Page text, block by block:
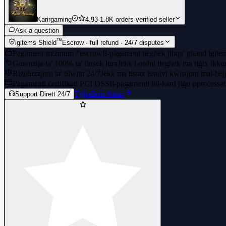
Karirgaming 4.93·1.8K orders·verified seller
Ask a question
igitems Shield™ Escrow · full refund · 24/7 disputes
Pagament miżmum f'escrowIl-pagament tiegħek jibqa' għand
Garanzija ta' 100% ta' flusek lura Jekk l-ordni tiegħek ma tiġix
Riżoluzzjoni ta' tilwim 24/7 Jekk ma tistax issolvi kwistjoni mal-
Pagamenti ċertifikati PCI DSSIl-pagamenti bil-kard jiġu
Support Dirett 24/7 Tgħallem Aktar